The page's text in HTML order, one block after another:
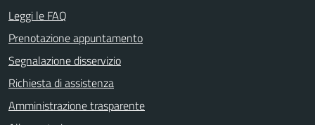
Leggi le FAQ
Prenotazione appuntamento
Segnalazione disservizio
Richiesta di assistenza
Amministrazione trasparente